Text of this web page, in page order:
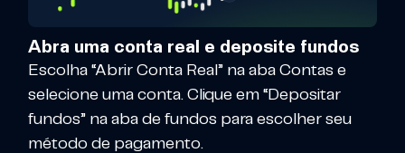
Abra uma conta real e deposite fundos
Escolha “Abrir Conta Real” na aba Contas e
selecione uma conta. Clique em “Depositar
fundos” na aba de fundos para escolher seu
método de pagamento.